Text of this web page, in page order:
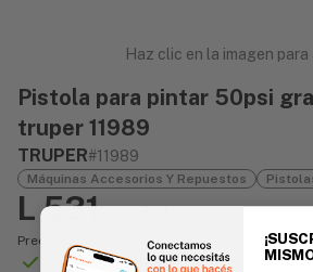
Haz clic en la imagen
Pistola para pintar 50psi
truper 11989
TRUPER#11989
Máquinas Accesorios Y Repuestos
L 531
Precio incluye impuesto sobre ventas
Disponible Online